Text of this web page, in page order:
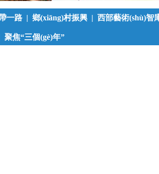
一路 | 鄉(xiāng)村振興 | 西部藝術(shù)智
聚焦“三個(gè)年”